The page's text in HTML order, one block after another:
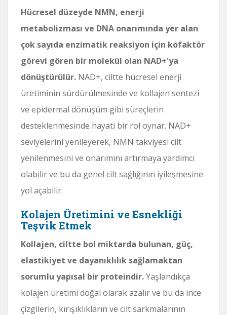
Hücresel düzeyde NMN, enerji
metabolizması ve DNA onarımında yer alan
çok sayıda enzimatik reaksiyon için kofaktör
görevi gören bir molekül olan NAD+'ya
dönüştürülür. NAD+, ciltte hücresel enerji
üretiminin sürdürülmesinde ve kollajen sentezi
ve epidermal dönüşüm gibi süreçlerin
desteklenmesinde hayati bir rol oynar. NAD+
seviyelerini yenileyerek, NMN takviyesi cilt
yenilenmesini ve onarımını artırmaya yardımcı
olabilir ve bu da genel cilt sağlığının iyileşmesine
yol açabilir.
Kolajen Üretimini ve Esnekliği
Teşvik Etmek
Kollajen, ciltte bol miktarda bulunan, güç,
elastikiyet ve dayanıklılık sağlamaktan
sorumlu yapısal bir proteindir.Yaşlandıkça
kolajen üretimi doğal olarak azalır ve bu da ince
çizgilerin, kırışıklıkların ve cilt sarkmalarının